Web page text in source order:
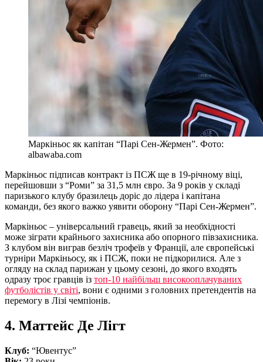
Маркіньос як капітан “Парі Сен-Жермен”. Фото:
albawaba.com
Маркіньос підписав контракт із ПСЖ ще в 19-річному віці,
перейшовши з “Роми” за 31,5 млн євро. За 9 років у складі
паризького клубу бразилець доріс до лідера і капітана
команди, без якого важко уявити оборону “Парі Сен-Жермен”.
Маркіньос – універсальний гравець, який за необхідності
може зіграти крайнього захисника або опорного півзахисника.
З клубом він виграв безліч трофеїв у Франції, але європейські
турніри Маркіньосу, як і ПСЖ, поки не підкорилися. Але з
огляду на склад парижан у цьому сезоні, до якого входять
одразу троє гравців із топ-10 найбільш високооплачуваних
футболістів у світі, вони є одними з головних претендентів на
перемогу в Лізі чемпіонів.
4. Маттейс Де Лігт
Клуб: “Ювентус”